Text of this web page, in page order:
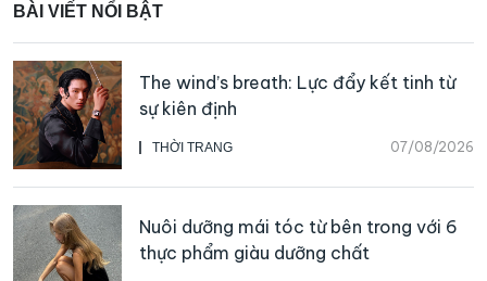
BÀI VIẾT NỔI BẬT
THỜI TRANG 07/08/2026
The wind’s breath: Lực đẩy kết tinh từ
sự kiên định
Nuôi dưỡng mái tóc từ bên trong với 6
thực phẩm giàu dưỡng chất